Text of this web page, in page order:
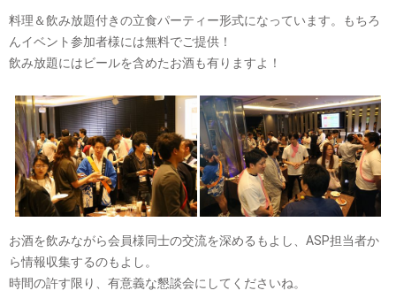
料理＆飲み放題付きの立食パーティー形式になっています。もちろ
んイベント参加者様には無料でご提供！
飲み放題にはビールを含めたお酒も有りますよ！
お酒を飲みながら会員様同士の交流を深めるもよし、ASP担当者か
ら情報収集するのもよし。
時間の許す限り、有意義な懇談会にしてくださいね。